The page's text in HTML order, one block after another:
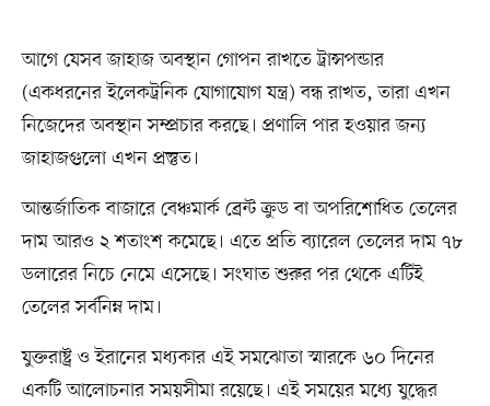
আগে যেসব জাহাজ অবস্থান গোপন রাখতে ট্রান্সপন্ডার
(একধরনের ইলেকট্রনিক যোগাযোগ যন্ত্র) বন্ধ রাখত, তারা এখন
নিজেদের অবস্থান সম্প্রচার করছে। প্রণালি পার হওয়ার জন্য
জাহাজগুলো এখন প্রস্তুত।
আন্তর্জাতিক বাজারে বেঞ্চমার্ক ব্রেন্ট ক্রুড বা অপরিশোধিত তেলের
দাম আরও ২ শতাংশ কমেছে। এতে প্রতি ব্যারেল তেলের দাম ৭৮
ডলারের নিচে নেমে এসেছে। সংঘাত শুরুর পর থেকে এটিই
তেলের সর্বনিম্ন দাম।
যুক্তরাষ্ট্র ও ইরানের মধ্যকার এই সমঝোতা স্মারকে ৬০ দিনের
একটি আলোচনার সময়সীমা রয়েছে। এই সময়ের মধ্যে যুদ্ধের